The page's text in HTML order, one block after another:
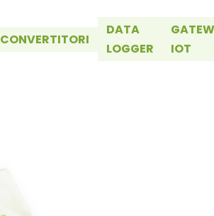
CONVERTITORI
DATA
LOGGER
IOT